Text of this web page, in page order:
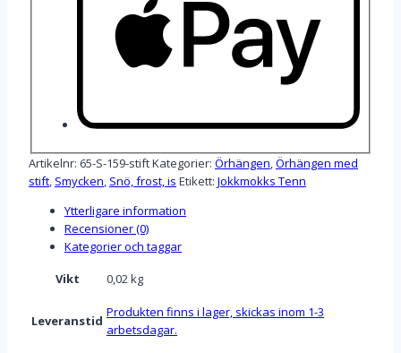
Artikelnr: 65-S-159-stiftKategorier: Örhängen,Örhängen med
stift, Smycken, Snö, frost, is Etikett: Jokkmokks Tenn
Ytterligare information
Recensioner (0)
Kategorier och taggar
Vikt
0,02 kg
Leveranstid
Produkten finns i lager, skickas inom 1-3
arbetsdagar.